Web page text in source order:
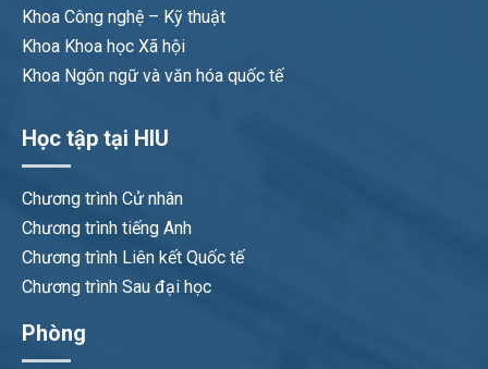
Khoa Công nghệ – Kỹ thuật
Khoa Khoa học Xã hội
Khoa Ngôn ngữ và văn hóa quốc tế
Học tập tại HIU
Chương trình Cử nhân
Chương trình tiếng Anh
Chương trình Liên kết Quốc tế
Chương trình Sau đại học
Phòng